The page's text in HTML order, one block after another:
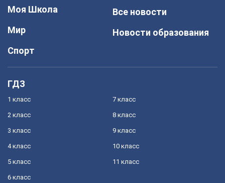
Моя Школа
Мир
Спорт
Все новости
Новости образования
ГДЗ
1 класс
2 класс
3 класс
4 класс
5 класс
6 класс
7 класс
8 класс
9 класс
10 класс
11 класс